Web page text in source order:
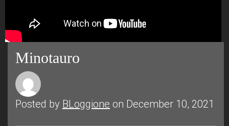
Minotauro
Posted by BLoggione on December 10, 2021